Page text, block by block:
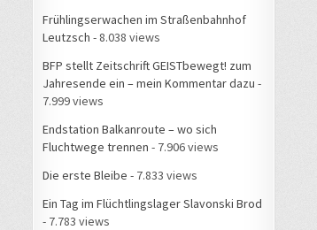
Frühlingserwachen im Straßenbahnhof
Leutzsch - 8.038 views
BFP stellt Zeitschrift GEISTbewegt! zum
Jahresende ein – mein Kommentar dazu -
7.999 views
Endstation Balkanroute – wo sich
Fluchtwege trennen - 7.906 views
Die erste Bleibe - 7.833 views
Ein Tag im Flüchtlingslager Slavonski Brod
- 7.783 views